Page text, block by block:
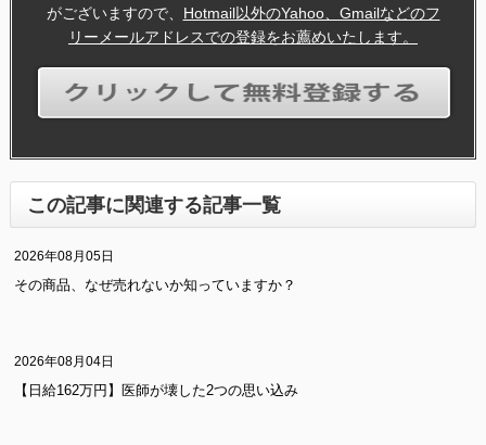
がございますので、 Hotmail以外のYahoo、Gmailなどのフ
リーメールアドレスでの登録をお薦めいたします。
この記事に関連する記事一覧
2026年08月05日
その商品、なぜ売れないか知っていますか？
2026年08月04日
【日給162万円】医師が壊した2つの思い込み